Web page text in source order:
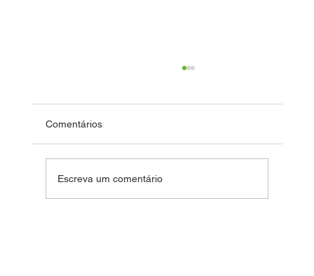
Comentários
Escreva um comentário